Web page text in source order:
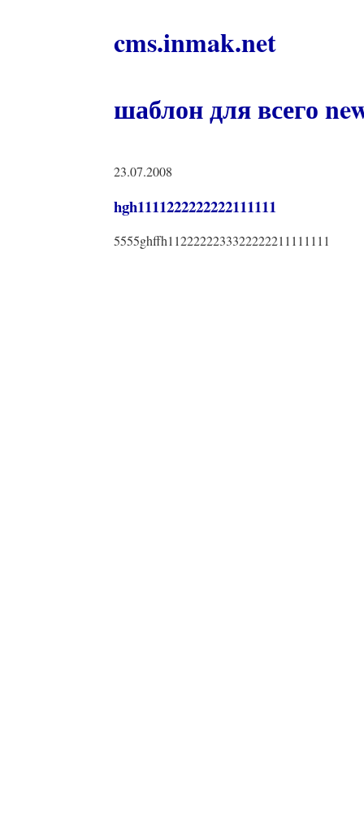
cms.inmak.net
шаблон для всего
23.07.2008
hgh1111222222222111111
5555ghffh1122222233322222211111111